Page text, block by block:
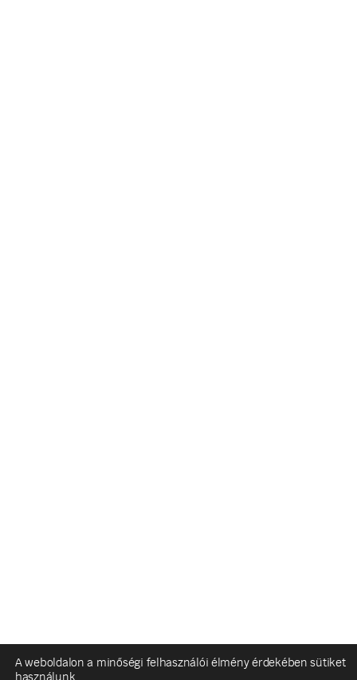
A weboldalon a minőségi felhasználói élmény érdekében sütiket
használunk.